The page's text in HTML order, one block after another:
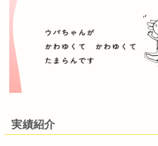
実績紹介